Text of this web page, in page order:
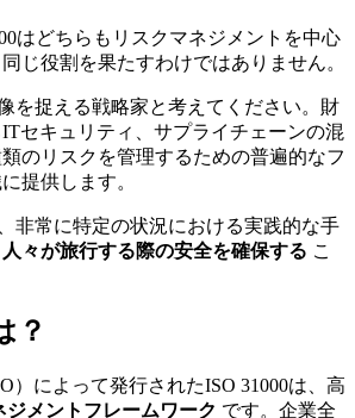
はどちらもリスクマネジメントを中心
じ役割を果たすわけではありません。
を捉える戦略家と考えてください。財
セキュリティ、サプライチェーンの混
のリスクを管理するための普遍的なフ
提供します。
非常に特定の状況における実践的な手
人々が旅行する際の安全を確保する こ
？
）によって発行されたISO 31000は、高
ジメントフレームワーク です。企業全